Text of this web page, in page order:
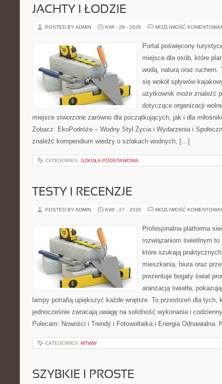
JACHTY I ŁODZIE
POSTED BY ADMIN KWI - 28 - 2026 MOŻLIWOŚĆ
Portal poświęcony
miejsce dla osób, które
wodą, naturą oraz ruchem.
się wokół spływów
użytkownik może znaleźć
dotyczące organizacji
miejsce stworzone zarówno dla początkujących, jak i dla
Zobacz: EkoPodróże – Wodny Styl Życia i Wydarzenia i
znaleźć kompendium wiedzy o szlakach wodnych, […]
CATEGORIES: SZKOŁA PODSTAWOWA
TESTY I RECENZJE
POSTED BY ADMIN KWI - 27 - 2026 MOŻLIWOŚĆ
Profesjonalna platforma
rozwiązaniom świetlnym
które szukają
mieszkania, biura oraz
prezentuje bogaty świat
aranżacją światła,
lampy potrafią upiększyć każde wnętrze. To przestrzeń dla tych,
jednocześnie zwracają uwagę na solidność wykonania i
Polecam: Nowości i Trendy i Fotowoltaika i Energia
CATEGORIES: MTWW
SZYBKIE I PROSTE